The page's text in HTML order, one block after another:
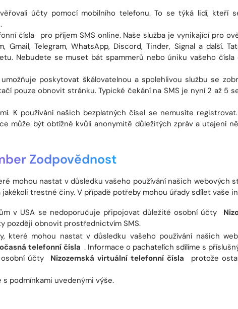
účty pomocí mobilního telefonu. To se týká lidí, kteří
čísla
pro příjem SMS online. Naše služba je vynikající pro
Gmail, Telegram, WhatsApp, Discord, Tinder, Signal a další.
Nebudete se muset bát spammerů nebo úniku vašeho čísla
poskytovat škálovatelnou a spolehlivou službu se
pouze obnovit stránku. Typické čekání na SMS je nyní 2 až 5
K používání našich bezplatných čísel se nemusíte
může být obtížné kvůli anonymitě důležitých zpráv a utajení
Zodpovědnost
mohou nastat v důsledku vašeho používání našich webových
jakékoli trestné činy. V případě potřeby mohou úřady sdílet vaše
v USA se nedoporučuje připojovat důležité osobní účty
později obnovit prostřednictvím SMS.
které mohou nastat v důsledku vašeho používání našich
telefonní čísla . Informace o pachatelích sdílíme s
účty
Nizozemská virtuální telefonní čísla
protože
podmínkami uvedenými výše.